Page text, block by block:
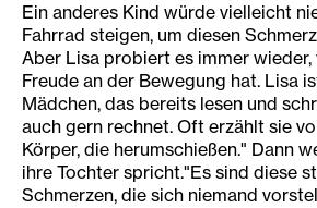
Ein anderes Kind würde vielleicht
Fahrrad steigen, um diesen
Aber Lisa probiert es immer
Freude an der Bewegung hat. Lisa
Mädchen, das bereits lesen und
auch gern rechnet. Oft erzählt sie
Körper, die herumschießen." Dann
ihre Tochter spricht."Es sind diese
Schmerzen, die sich niemand